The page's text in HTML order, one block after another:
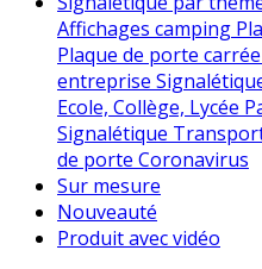
Affichages camping
Plaque de porte carrée
entreprise
Ecole, Collège, Lycée
Signalétique
de porte Coronavirus
Sur mesure
Nouveauté
Produit avec vidéo